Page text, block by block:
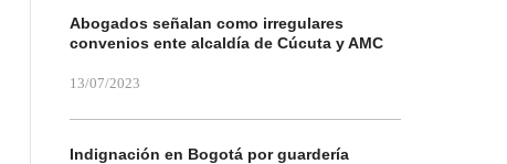
Abogados señalan como irregulares
convenios ente alcaldía de Cúcuta y AMC
13/07/2023
Indignación en Bogotá por guardería